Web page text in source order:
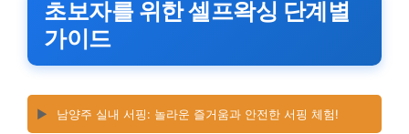
초보자를 위한 셀프왁싱 단계별
가이드
▶️ 남양주 실내 서핑: 놀라운 즐거움과 안전한 서핑 체험!